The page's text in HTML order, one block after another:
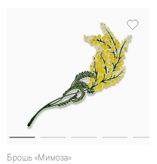
Брошь «Мимоза»